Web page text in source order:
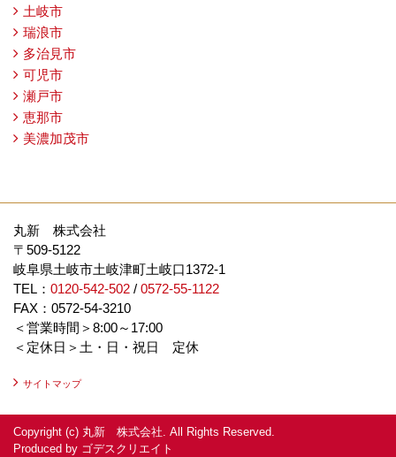
土岐市
瑞浪市
多治見市
可児市
瀬戸市
恵那市
美濃加茂市
丸新 株式会社
〒509-5122
岐阜県土岐市土岐津町土岐口1372-1
TEL： 0120-542-502 / 0572-55-1122
FAX：0572-54-3210
＜営業時間＞8:00～17:00
＜定休日＞土・日・祝日 定休
サイトマップ
Copyright (c) 丸新 株式会社. All Rights Reserved.
Produced by ゴデスクリエイト